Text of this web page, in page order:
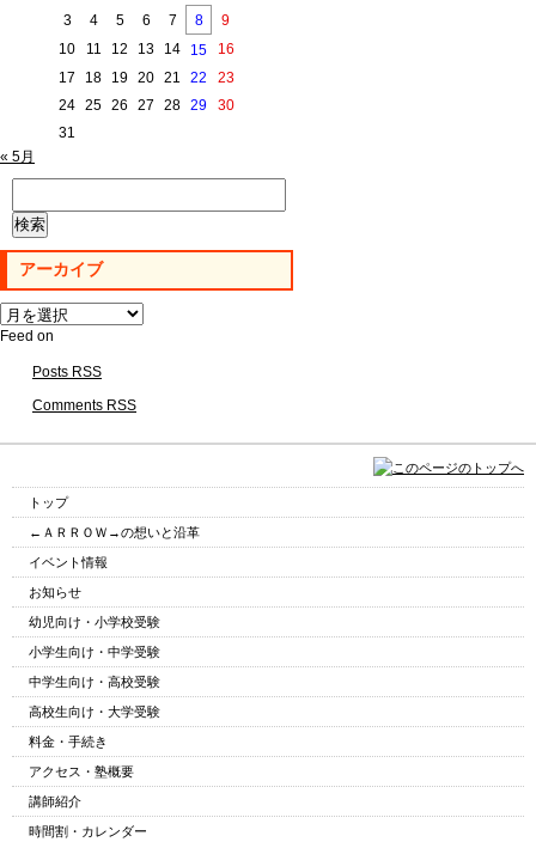
3
4 5 6 7 8
9
10
11 12 13 14 15
16
17
18 19 20 21 22
23
24
25 26 27 28 29
30
31
« 5月
索:
アーカイブ
ア
ー
Feed on
Posts RSS
Comments RSS
トップ
←ＡＲＲＯＷ→の想いと沿革
イベント情報
お知らせ
幼児向け・小学校受験
小学生向け・中学受験
中学生向け・高校受験
高校生向け・大学受験
料金・手続き
アクセス・塾概要
講師紹介
時間割・カレンダー